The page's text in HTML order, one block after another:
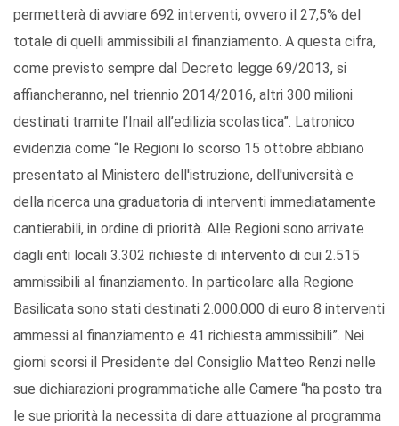
permetterà di avviare 692 interventi, ovvero il 27,5% del
totale di quelli ammissibili al finanziamento. A questa cifra,
come previsto sempre dal Decreto legge 69/2013, si
affiancheranno, nel triennio 2014/2016, altri 300 milioni
destinati tramite l’Inail all’edilizia scolastica”. Latronico
evidenzia come “le Regioni lo scorso 15 ottobre abbiano
presentato al Ministero dell'istruzione, dell'università e
della ricerca una graduatoria di interventi immediatamente
cantierabili, in ordine di priorità. Alle Regioni sono arrivate
dagli enti locali 3.302 richieste di intervento di cui 2.515
ammissibili al finanziamento. In particolare alla Regione
Basilicata sono stati destinati 2.000.000 di euro 8 interventi
ammessi al finanziamento e 41 richiesta ammissibili”. Nei
giorni scorsi il Presidente del Consiglio Matteo Renzi nelle
sue dichiarazioni programmatiche alle Camere “ha posto tra
le sue priorità la necessita di dare attuazione al programma